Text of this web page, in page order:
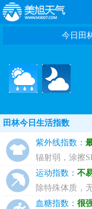
今日田
田林今日生活指数
紫外线指数：
辐射弱，涂擦
运动指数： 不
除特殊体质，
血糖指数： 很